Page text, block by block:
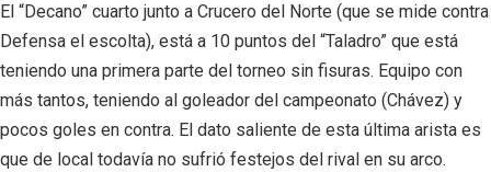
El “Decano” cuarto junto a Crucero del Norte (que se mide contra
Defensa el escolta), está a 10 puntos del “Taladro” que está
teniendo una primera parte del torneo sin fisuras. Equipo con
más tantos, teniendo al goleador del campeonato (Chávez) y
pocos goles en contra. El dato saliente de esta última arista es
que de local todavía no sufrió festejos del rival en su arco.